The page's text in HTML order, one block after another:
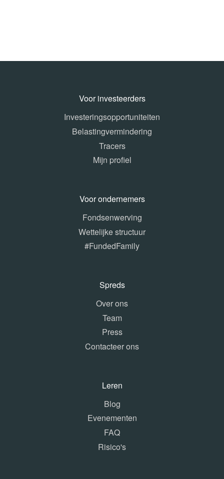
Voor investeerders
Investeringsopportuniteiten
Belastingvermindering
Tracers
Mijn profiel
Voor ondernemers
Fondsenwerving
Wettelijke structuur
#FundedFamily
Spreds
Over ons
Team
Press
Contacteer ons
Leren
Blog
Evenementen
FAQ
Risico's